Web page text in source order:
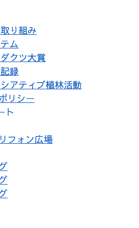
り組み
ム
クツ大賞
録
アティブ植林活動
リシー
ト
フォン広場